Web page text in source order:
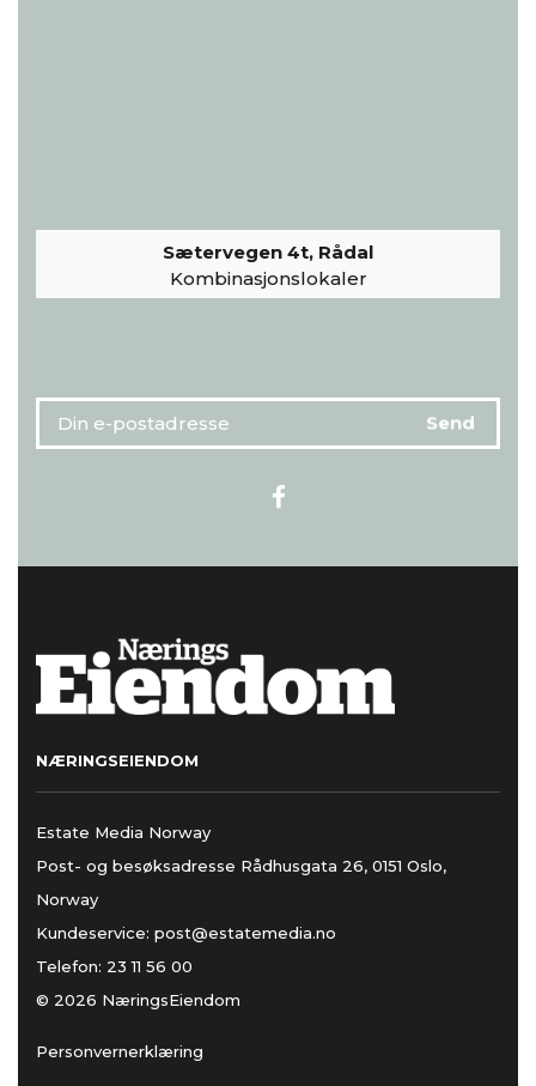
Sætervegen 4t, Rådal
Kombinasjonslokaler
NÆRINGSEIENDOM
Estate Media Norway
Post- og besøksadresse Rådhusgata 26, 0151 Oslo,
Norway
Kundeservice: post@estatemedia.no
Telefon: 23 11 56 00
© 2026 NæringsEiendom
Personvernerklæring